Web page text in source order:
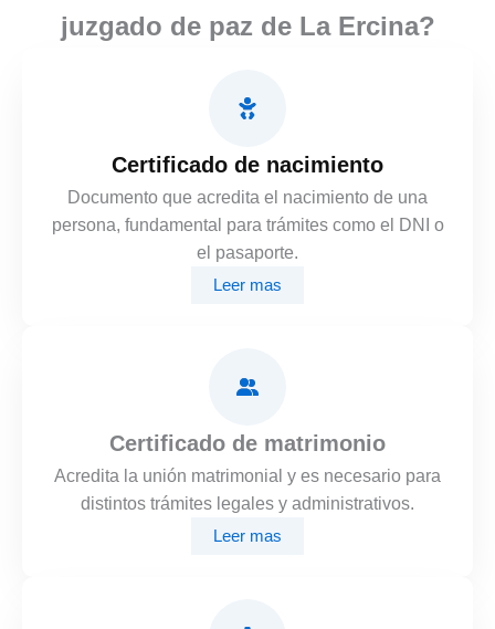
juzgado de paz de La Ercina?
Certificado de nacimiento
Documento que acredita el nacimiento de una
persona, fundamental para trámites como el DNI o
el pasaporte.
Leer mas
Certificado de matrimonio
Acredita la unión matrimonial y es necesario para
distintos trámites legales y administrativos.
Leer mas